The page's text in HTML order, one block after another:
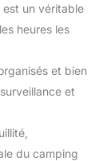
un véritable
heures les
et bien
et
du camping